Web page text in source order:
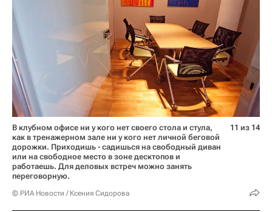
В клубном офисе ни у кого нет своего стола и стула,
как в тренажерном зале ни у кого нет личной беговой
дорожки. Приходишь - садишься на свободный диван
или на свободное место в зоне десктопов и
работаешь. Для деловых встреч можно занять
переговорную.
© РИА Новости / Ксения Сидорова
11 из 14